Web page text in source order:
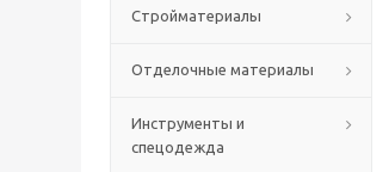
Стройматериалы
Отделочные материалы
Инструменты и
спецодежда